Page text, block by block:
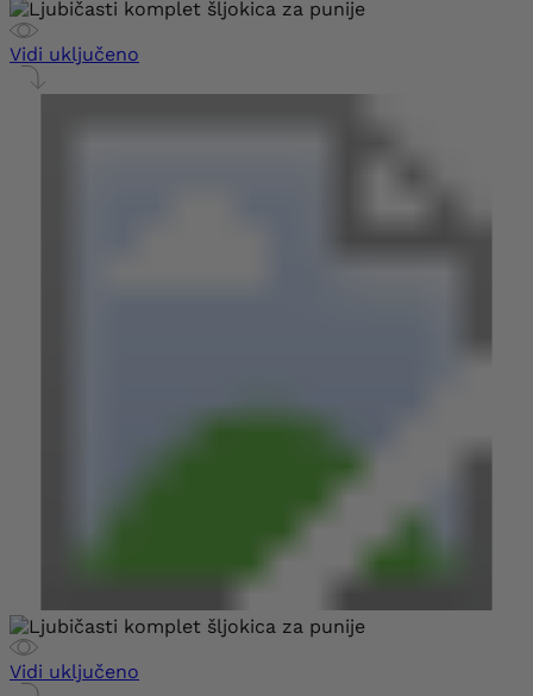
Vidi uključeno
Vidi uključeno